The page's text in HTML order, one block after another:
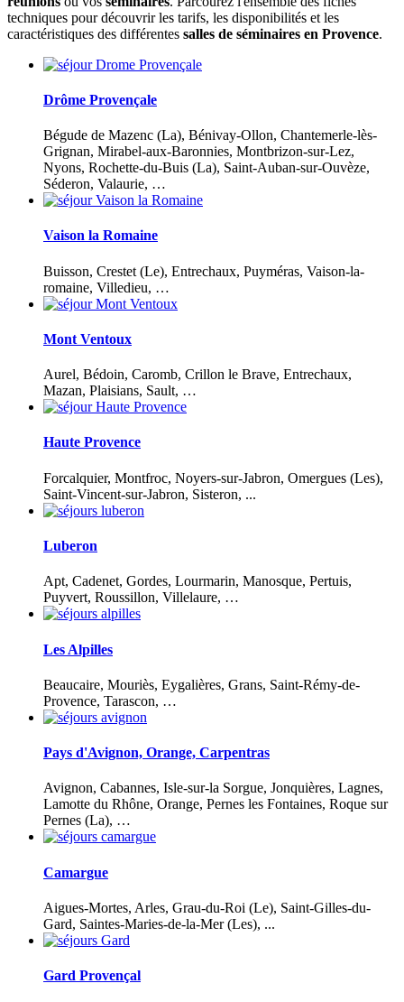
techniques pour découvrir les tarifs, les disponibilités et les
caractéristiques des différentes salles de séminaires en Provence.
Drôme Provençale
Bégude de Mazenc (La), Bénivay-Ollon, Chantemerle-lès-
Grignan, Mirabel-aux-Baronnies, Montbrizon-sur-Lez,
Nyons, Rochette-du-Buis (La), Saint-Auban-sur-Ouvèze,
Séderon, Valaurie, …
Vaison la Romaine
Buisson, Crestet (Le), Entrechaux, Puyméras, Vaison-la-
romaine, Villedieu, …
Mont Ventoux
Aurel, Bédoin, Caromb, Crillon le Brave, Entrechaux,
Mazan, Plaisians, Sault, …
Haute Provence
Forcalquier, Montfroc, Noyers-sur-Jabron, Omergues (Les),
Saint-Vincent-sur-Jabron, Sisteron, ...
Luberon
Apt, Cadenet, Gordes, Lourmarin, Manosque, Pertuis,
Puyvert, Roussillon, Villelaure, …
Les Alpilles
Beaucaire, Mouriès, Eygalières, Grans, Saint-Rémy-de-
Provence, Tarascon, …
Pays d'Avignon, Orange, Carpentras
Avignon, Cabannes, Isle-sur-la Sorgue, Jonquières, Lagnes,
Lamotte du Rhône, Orange, Pernes les Fontaines, Roque sur
Pernes (La), …
Camargue
Aigues-Mortes, Arles, Grau-du-Roi (Le), Saint-Gilles-du-
Gard, Saintes-Maries-de-la-Mer (Les), ...
Gard Provençal